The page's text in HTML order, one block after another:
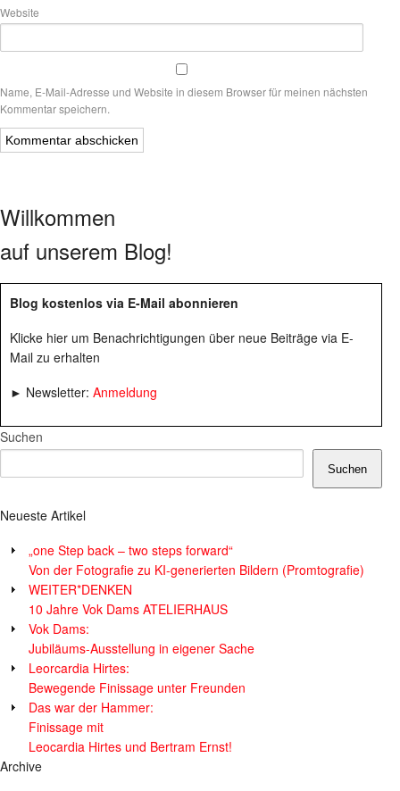
Website
Name, E-Mail-Adresse und Website in diesem Browser für meinen nächsten
Kommentar speichern.
Willkommen
auf unserem Blog!
Blog kostenlos via E-Mail abonnieren
Klicke hier um Benachrichtigungen über neue Beiträge via E-
Mail zu erhalten
► Newsletter: Anmeldung
Suchen
Suchen
Neueste Artikel
„one Step back – two steps forward“
Von der Fotografie zu KI-generierten Bildern (Promtografie)
WEITER*DENKEN
10 Jahre Vok Dams ATELIERHAUS
Vok Dams:
Jubiläums-Ausstellung in eigener Sache
Leorcardia Hirtes:
Bewegende Finissage unter Freunden
Das war der Hammer:
Finissage mit
Leocardia Hirtes und Bertram Ernst!
Archive